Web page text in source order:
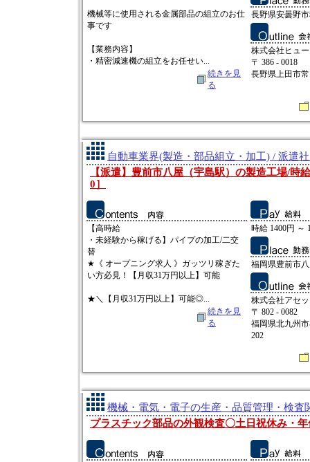
機械等に使用される金属部品の組立のお仕
事です
【業務内容】
・精密減速機の組立をお任せい...
続きを見
る
長野県安曇野
株式会社ヒュ
〒 386 - 0018
長野県上田市
自動車業界(製造・部品組立・加工) / 派遣
【派遣】豊前市八屋（宇島駅）の製造工場/時
0］
【高時給
・未経験から稼げる】パイプの加工/二交
替
★《 オープニング求人 》ガッツリ稼ぎた
い方必見！【月収31万円以上】可能
★＼【月収31万円以上】可能◎...
続きを見
る
時給 1400円 ～
福岡県豊前市
株式会社アセ
〒 802 - 0082
福岡県北九州
202
機械・電気・電子の生産・品質管理・検査
プラスチック部品の外観検査〇土日祝休み・年